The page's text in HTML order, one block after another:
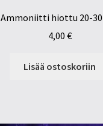
Ammoniitti hiottu 20-
4,00 €
Lisää ostoskoriin